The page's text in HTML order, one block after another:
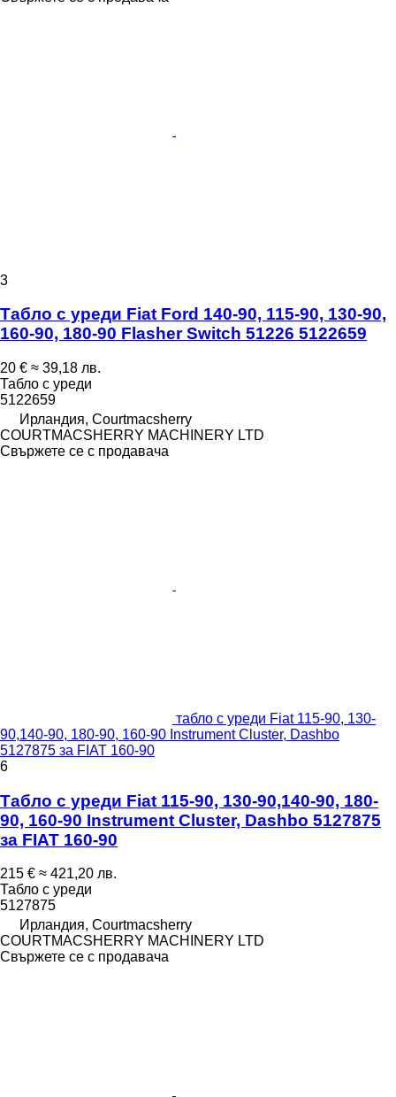
3
Табло с уреди Fiat Ford 140-90, 115-90, 130-90,
160-90, 180-90 Flasher Switch 51226 5122659
20 € ≈ 39,18 лв.
Табло с уреди
5122659
Ирландия, Courtmacsherry
COURTMACSHERRY MACHINERY LTD
Свържете се с продавача
табло с уреди Fiat 115-90, 130-
90,140-90, 180-90, 160-90 Instrument Cluster, Dashbo
5127875 за FIAT 160-90
6
Табло с уреди Fiat 115-90, 130-90,140-90, 180-
90, 160-90 Instrument Cluster, Dashbo 5127875
за FIAT 160-90
215 € ≈ 421,20 лв.
Табло с уреди
5127875
Ирландия, Courtmacsherry
COURTMACSHERRY MACHINERY LTD
Свържете се с продавача